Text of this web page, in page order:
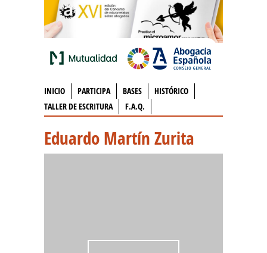
INICIO PARTICIPA BASES
HISTÓRICO
TALLER DE ESCRITURA
F.A.Q.
Eduardo Martín Zurita